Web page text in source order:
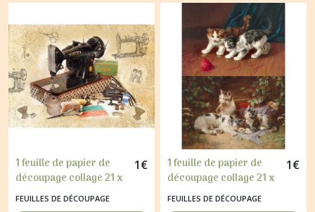
1 feuille de papier de
découpage collage 21 x
29,7 cm COUTURE
MACHINE A COUDRE 146
1€
FEUILLES DE DÉCOUPAGE
1 feuille de papier de
découpage collage 21 x
29,7 cm CHATON 130
1€
FEUILLES DE DÉCOUPAGE